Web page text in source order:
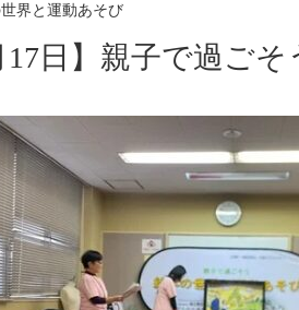
界と運動あそび
17日】親子で過ご